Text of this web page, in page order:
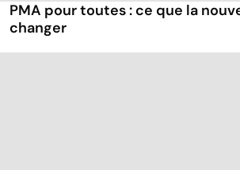
PMA pour toutes : ce que la
changer